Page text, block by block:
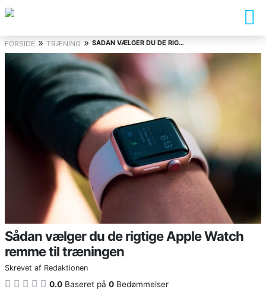
FORSIDE » TRÆNING » SÅDAN VÆLGER DU DE RIGTIGE APPLE WATCH REMME TIL TRÆNINGEN
Sådan vælger du de rigtige Apple Watch
remme til træningen
Skrevet af Redaktionen
0.0 Baseret på 0 Bedømmelser